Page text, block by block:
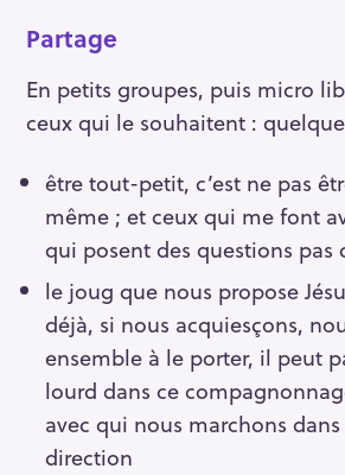
Partage
En petits groupes, puis micro
ceux qui le souhaitent :
être tout-petit, c’est ne pas
même ; et ceux qui me font
qui posent des questions pas
le joug que nous propose
déjà, si nous acquiesçons,
ensemble à le porter, il peut
lourd dans ce
avec qui nous marchons
direction